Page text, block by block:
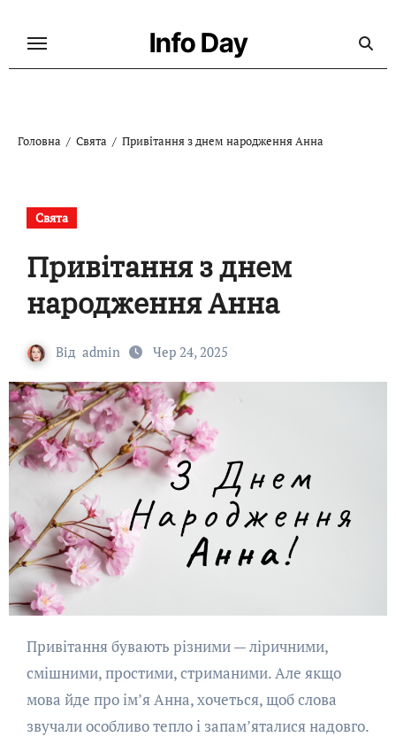
Info Day
Головна Свята Привітання з днем народження Анна
Свята
Привітання з днем
народження Анна
Від admin Чер 24, 2025
Привітання бувають різними — ліричними,
смішними, простими, стриманими. Але якщо
мова йде про ім’я Анна, хочеться, щоб слова
звучали особливо тепло і запам’яталися надовго.